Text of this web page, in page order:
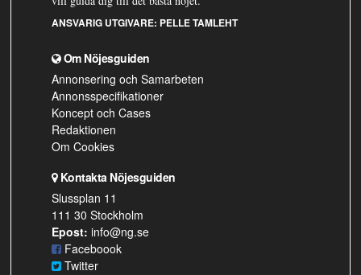
ANSVARIG UTGIVARE: PELLE TAMLEHT
Om Nöjesguiden
Annonsering och Samarbeten
Annonsspecifikationer
Koncept och Cases
Redaktionen
Om Cookies
Kontakta Nöjesguiden
Slussplan 11
111 30 Stockholm
Epost: info@ng.se
Faceboook
Twitter